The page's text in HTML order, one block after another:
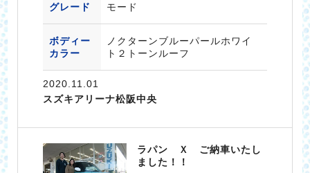
グレード モード
ボディー
カラー
ノクターンブルーパールホワイ
ト２トーンルーフ
2020.11.01
スズキアリーナ松阪中央
ラパン Ｘ ご納車いたし
ました！！